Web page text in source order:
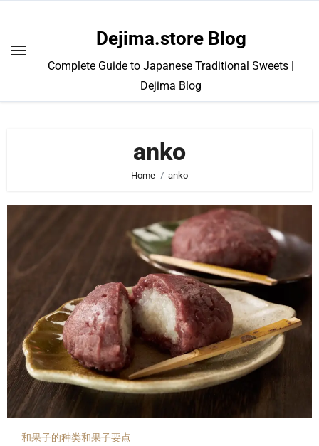
content
Dejima.store Blog
Complete Guide to Japanese Traditional Sweets |
Dejima Blog
anko
Home anko
和果子的种类和果子要点